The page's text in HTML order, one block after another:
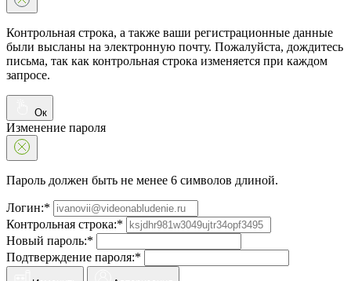
Контрольная строка, а также ваши регистрационные данные
были высланы на электронную почту. Пожалуйста, дождитесь
письма, так как контрольная строка изменяется при каждом
запросе.
Ок
Изменение пароля
Пароль должен быть не менее 6 символов длиной.
Логин:*
Контрольная строка:*
Новый пароль:*
Подтверждение пароля:*